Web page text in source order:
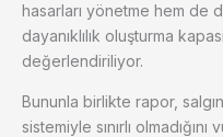
hasarları yönetme hem de
dayanıklılık oluşturma
değerlendiriliyor.
Bununla birlikte rapor,
sistemiyle sınırlı